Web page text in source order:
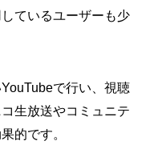
ているユーザーも少
で行い、視聴
生放送やコミュニテ
的です。